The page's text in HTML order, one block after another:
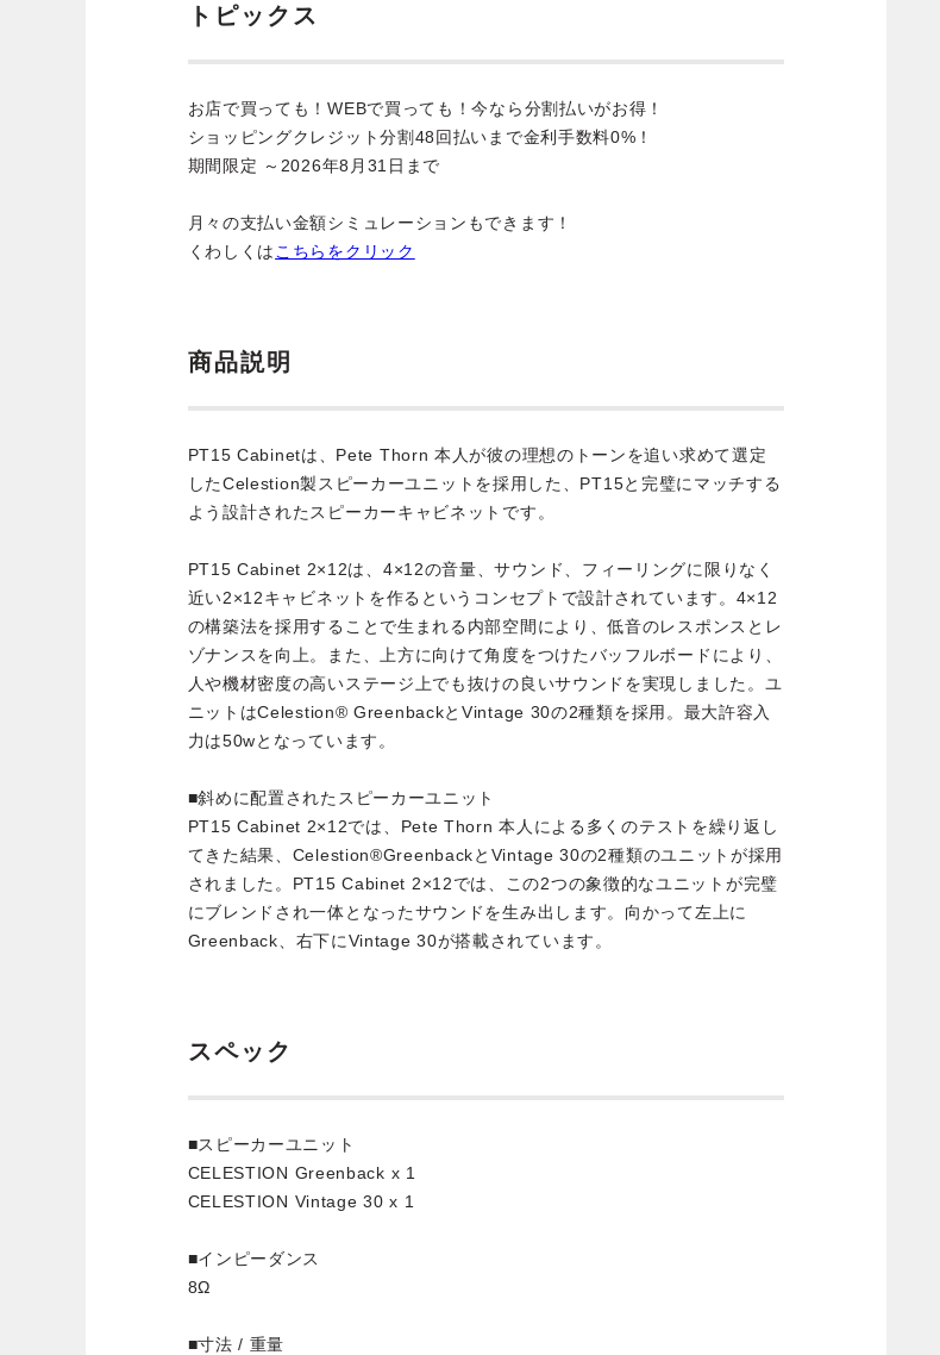
トピックス
お店で買っても！WEBで買っても！今なら分割払いがお得！
ショッピングクレジット分割48回払いまで金利手数料0%！
期間限定 ～2026年8月31日まで
月々の支払い金額シミュレーションもできます！
くわしくは こちらをクリック
商品説明
PT15 Cabinetは、Pete Thorn 本人が彼の理想のトーンを追い求めて選定
したCelestion製スピーカーユニットを採用した、PT15と完璧にマッチする
よう設計されたスピーカーキャビネットです。
PT15 Cabinet 2×12は、4×12の音量、サウンド、フィーリングに限りなく
近い2×12キャビネットを作るというコンセプトで設計されています。4×12
の構築法を採用することで生まれる内部空間により、低音のレスポンスとレ
ゾナンスを向上。また、上方に向けて角度をつけたバッフルボードにより、
人や機材密度の高いステージ上でも抜けの良いサウンドを実現しました。ユ
ニットはCelestion® GreenbackとVintage 30の2種類を採用。最大許容入
力は50wとなっています。
■斜めに配置されたスピーカーユニット
PT15 Cabinet 2×12では、Pete Thorn 本人による多くのテストを繰り返し
てきた結果、Celestion®GreenbackとVintage 30の2種類のユニットが採用
されました。PT15 Cabinet 2×12では、この2つの象徴的なユニットが完璧
にブレンドされ一体となったサウンドを生み出します。向かって左上に
Greenback、右下にVintage 30が搭載されています。
スペック
■スピーカーユニット
CELESTION Greenback x 1
CELESTION Vintage 30 x 1
■インピーダンス
8Ω
■寸法 / 重量